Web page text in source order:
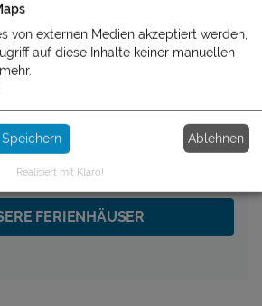
FERIENHÄUSER IM
ÜBERBLICK
FERIENHÄUSER
von externen Medien akzeptiert werden,
auf diese Inhalte keiner manuellen
Speichern Ablehnen
Realisiert mit Klaro!